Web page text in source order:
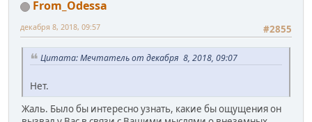
From_Odessa
#2855
декабря 8, 2018, 09:57
Цитата: Мечтатель от декабря 8, 2018, 09:07
Нет.
Жаль. Было бы интересно узнать, какие бы ощущения он